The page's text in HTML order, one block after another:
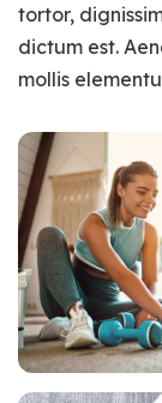
tortor,
dictum est.
mollis